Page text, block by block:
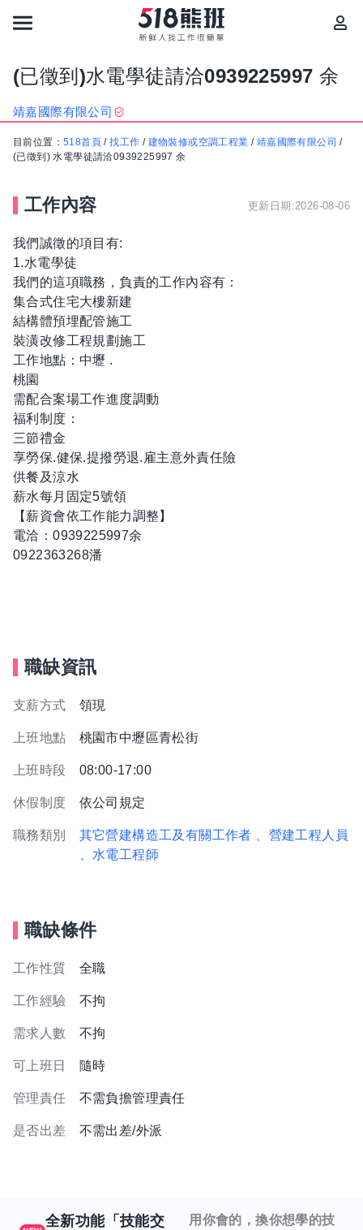
(已徵到)水電學徒請洽0939225997 余
靖嘉國際有限公司
目前位置： 518首頁 /找工作 / 建物裝修或空調工程業 / 靖嘉國際有限公司 /
(已徵到) 水電學徒請洽0939225997 余
工作內容 更新日期:2026-08-06
我們誠徵的項目有:
1.水電學徒
我們的這項職務，負責的工作內容有：
集合式住宅大樓新建
結構體預埋配管施工
裝潢改修工程規劃施工
工作地點：中壢 .
桃園
需配合案場工作進度調動
福利制度：
三節禮金
享勞保.健保.提撥勞退.雇主意外責任險
供餐及涼水
薪水每月固定5號領
【薪資會依工作能力調整】
電洽：0939225997余
0922363268潘
職缺資訊
支薪方式 領現
上班地點 桃園市中壢區青松街
上班時段 08:00-17:00
休假制度 依公司規定
職務類別 其它營建構造工及有關工作者
、營建工程人員
、水電工程師
職缺條件
工作性質 全職
工作經驗 不拘
需求人數 不拘
可上班日 隨時
管理責任 不需負擔管理責任
是否出差 不需出差/外派
全新功能「技能交
用你會的，換你想學的技